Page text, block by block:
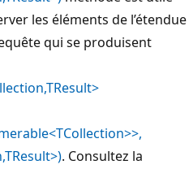
les éléments de l’étendue
qui se produisent
. Consultez la